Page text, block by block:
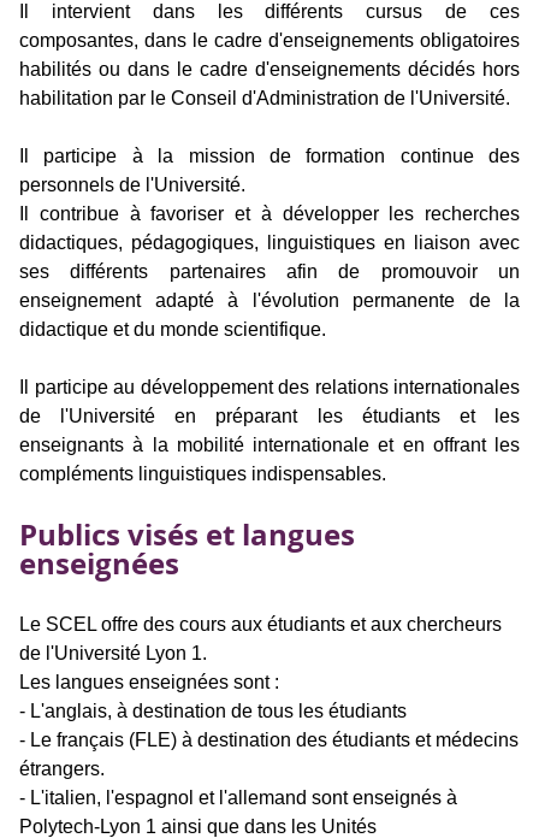
Il intervient dans les différents cursus de ces
composantes, dans le cadre d'enseignements obligatoires
habilités ou dans le cadre d'enseignements décidés hors
habilitation par le Conseil d'Administration de l'Université.
Il participe à la mission de formation continue des
personnels de l'Université.
Il contribue à favoriser et à développer les recherches
didactiques, pédagogiques, linguistiques en liaison avec
ses différents partenaires afin de promouvoir un
enseignement adapté à l'évolution permanente de la
didactique et du monde scientifique.
Il participe au développement des relations internationales
de l'Université en préparant les étudiants et les
enseignants à la mobilité internationale et en offrant les
compléments linguistiques indispensables.
Publics visés et langues
enseignées
Le SCEL offre des cours aux étudiants et aux chercheurs
de l'Université Lyon 1.
Les langues enseignées sont :
- L'anglais, à destination de tous les étudiants
- Le français (FLE) à destination des étudiants et médecins
étrangers.
- L'italien, l'espagnol et l'allemand sont enseignés à
Polytech-Lyon 1 ainsi que dans les Unités